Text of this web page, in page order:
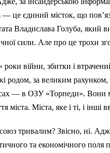
це єдиний місток, що
Владислава Голуба, який
сили. Але про це трохи
війни, збитки і
родом, за великим
— в ОЗУ «Торпеди». Вони
міста. Міста, яке і ті, і
тривалим? Звісно, ні.
та економічного